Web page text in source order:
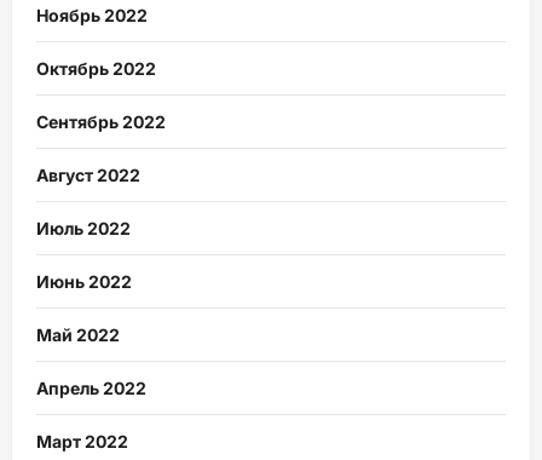
Ноябрь 2022
Октябрь 2022
Сентябрь 2022
Август 2022
Июль 2022
Июнь 2022
Май 2022
Апрель 2022
Март 2022